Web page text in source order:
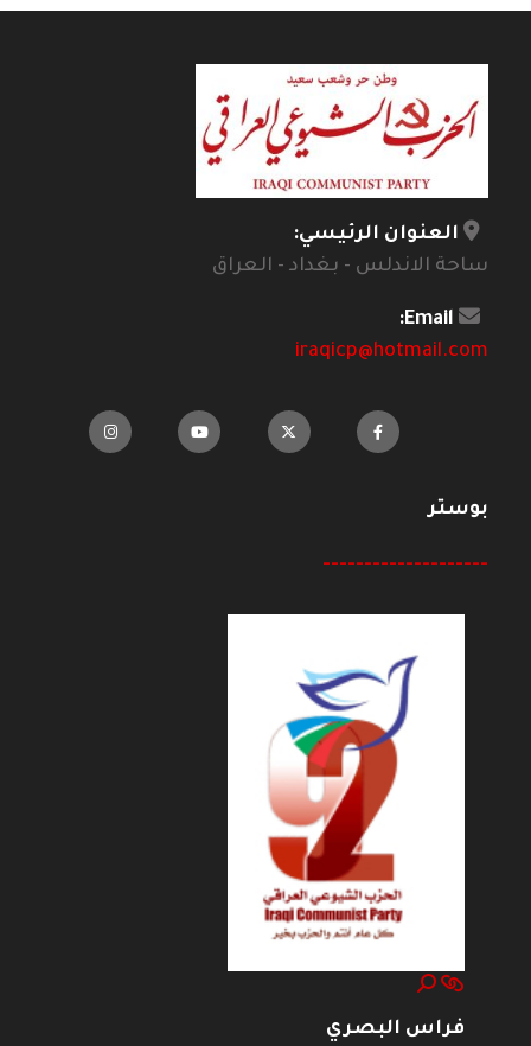
العنوان الرئيسي:
ساحة الاندلس - بغداد - العراق
Email:
iraqicp@hotmail.com
بوستر
--------------------
فراس البصري